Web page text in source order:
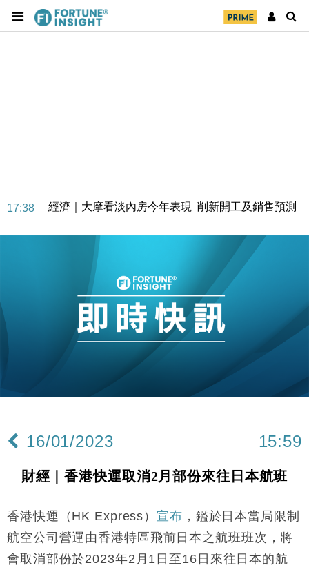
17:38 經濟｜大摩看淡內房今年表現 削新開工及銷售預測
科技｜iPhone 18 Pro成本或升4成 蘋果或犧牲毛利穩
定新機售價
本地｜香港迪拜下月10日合辦氣候金融會議
財經｜大摩削老鋪黃金目標價至505元 惟維持「增
持」評級
13:49
本地｜華嫂冰室太子店涉提供失實資料 遭禁申請輸入
中國｜強颱風「白海豚」殘渦北上 上海取消逾900班
17:33
財經｜滙豐上調香港今年GDP預測至4.5% 看好貿易
16:47
本地｜假冒內地執法人員要求交「保證金」 43歲女子
16:05
財經｜日經失守6.5萬點後回穩 全周仍升近2%
17:38 經濟｜大摩看淡內房今年表現 削新開工及銷售預測
16/01/2023 15:59
財經｜香港快運取消2月部份來往日本航班
香港快運（HK Express）宣布 ，鑑於日本當局限制
航空公司營運由香港特區飛前日本之航班班次，將
會取消部份於2023年2月1日至16日來往日本的航